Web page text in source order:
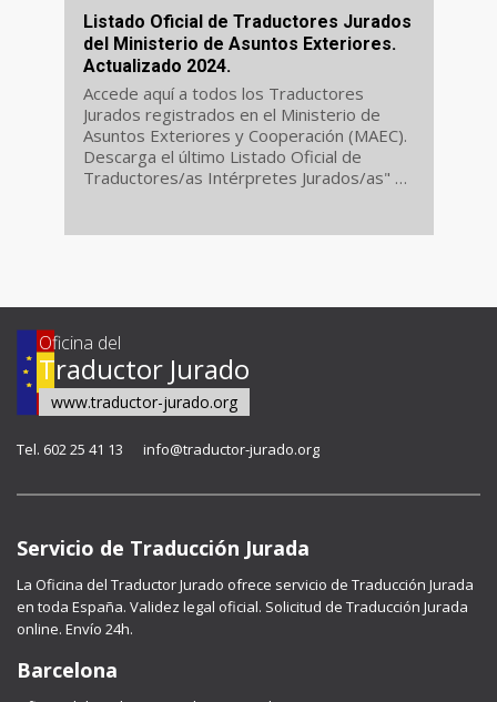
Listado Oficial de Traductores Jurados
del Ministerio de Asuntos Exteriores.
Actualizado 2024.
Accede aquí a todos los Traductores
Jurados registrados en el Ministerio de
Asuntos Exteriores y Cooperación (MAEC).
Descarga el último Listado Oficial de
Traductores/as Intérpretes Jurados/as" de
Oficina del
Traductor Jurado
www.traductor-jurado.org
Tel. 602 25 41 13 info@traductor-jurado.org
Servicio de Traducción Jurada
La Oficina del Traductor Jurado ofrece servicio de Traducción Jurada
en toda España. Validez legal oficial. Solicitud de Traducción Jurada
online. Envío 24h.
Barcelona